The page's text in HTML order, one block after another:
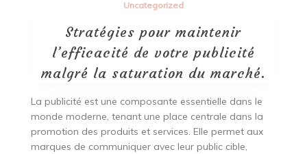
Uncategorized
Stratégies pour maintenir
l’efficacité de votre publicité
malgré la saturation du marché.
La publicité est une composante essentielle dans le
monde moderne, tenant une place centrale dans la
promotion des produits et services. Elle permet aux
marques de communiquer avec leur public cible,